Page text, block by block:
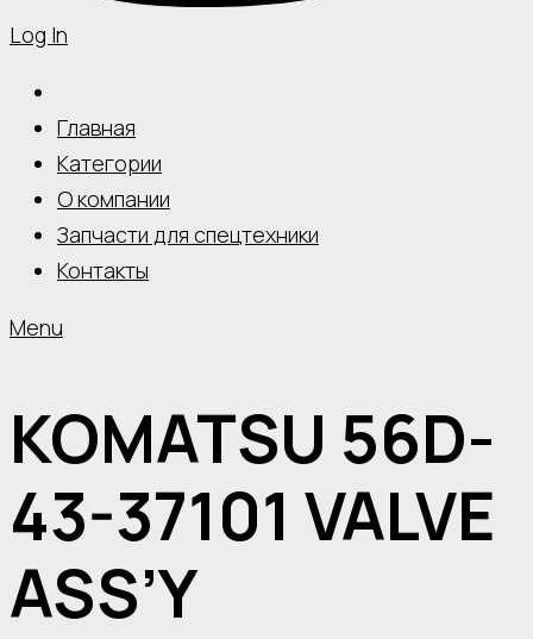
Log In
Главная
Категории
О компании
Запчасти для спецтехники
Контакты
Menu
KOMATSU 56D-
43-37101 VALVE
ASS’Y